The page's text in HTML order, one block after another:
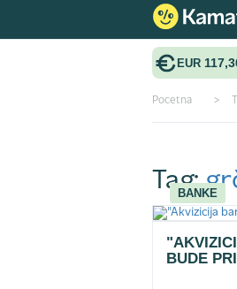
EUR
Pocetna >
Tag:
BANKE
BUDE